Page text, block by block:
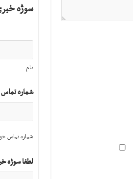
سوژه
نام
شماره تماس
شماره تماس
لطفا سوژه